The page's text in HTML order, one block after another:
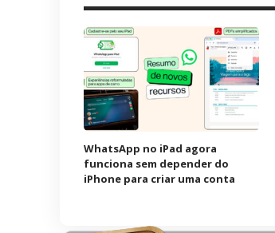
WhatsApp no iPad agora
funciona sem depender do
iPhone para criar uma conta